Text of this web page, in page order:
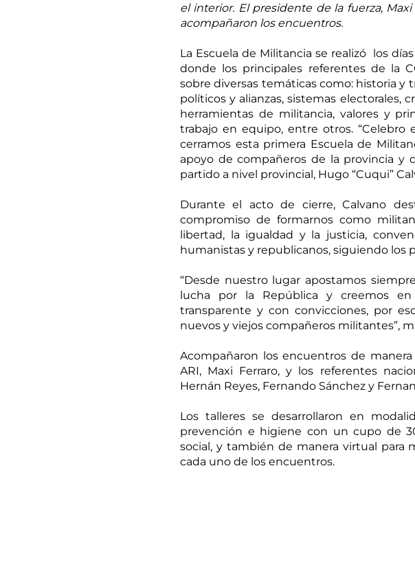
el interior. El presidente de la fuerza,
acompañaron los encuentros.
La Escuela de Militancia se realizó  los
donde los principales referentes de la
sobre diversas temáticas como: historia
políticos y alianzas, sistemas electorales,
herramientas de militancia, valores y
trabajo en equipo, entre otros.
cerramos esta primera Escuela de
apoyo de compañeros de la provincia y
partido a nivel provincial, Hugo “Cuqui”
Durante el acto de cierre, Calvano
compromiso de formarnos como
libertad, la igualdad y la justicia,
humanistas y republicanos, siguiendo los
“Desde nuestro lugar apostamos
lucha por la República y creemos
transparente y con convicciones, por
nuevos y viejos compañeros militantes”,
Acompañaron los encuentros de
ARI, Maxi Ferraro, y los referentes
Hernán Reyes, Fernando Sánchez y
Los talleres se desarrollaron en
prevención e higiene con un cupo de
social, y también de manera virtual para
cada uno de los encuentros.